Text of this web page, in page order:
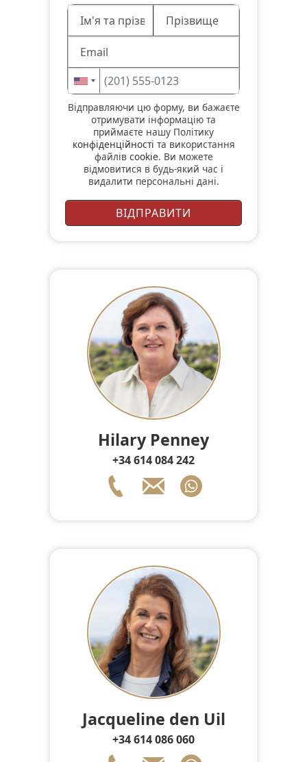
Відправляючи цю форму, ви бажаєте
отримувати інформацію та
приймаєте нашу Політику
конфіденційності та використання
файлів cookie. Ви можете
відмовитися в будь-який час і
видалити персональні дані.
Hilary Penney
+34 614 084 242
Jacqueline den Uil
+34 614 086 060